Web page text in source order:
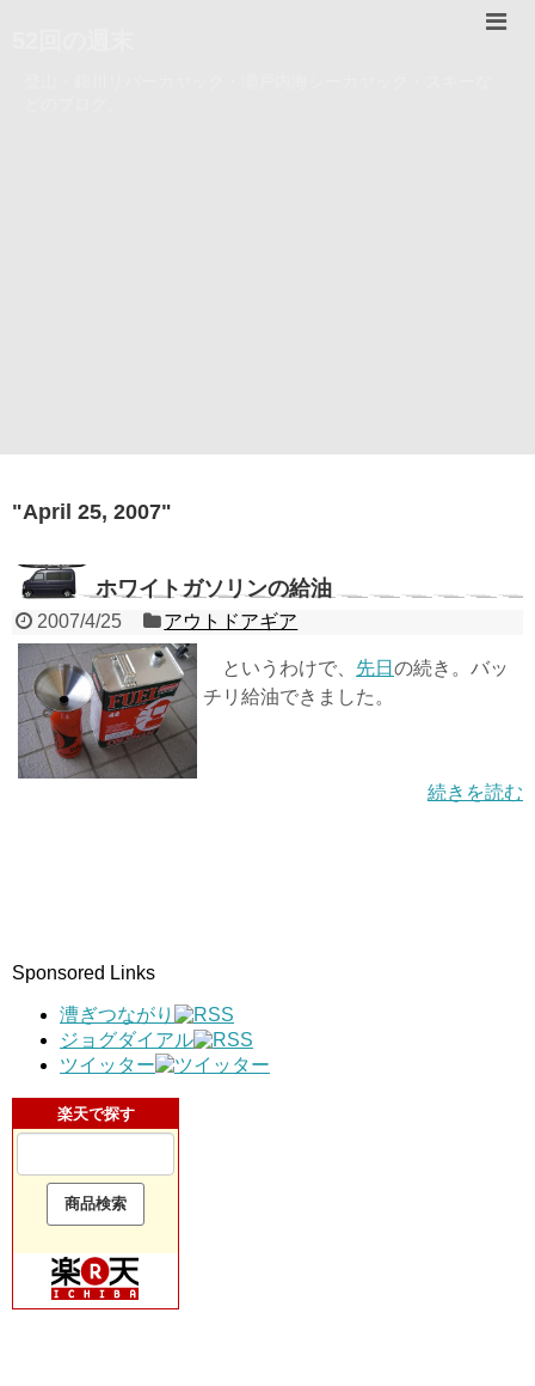
"April 25, 2007"
ホワイトガソリンの給油
2007/4/25 アウトドアギア
というわけで、 先日 の続き。バッ
チリ給油できました。
続きを読む
Sponsored Links
漕ぎつながり
ジョグダイアル
ツイッター
楽天で探す